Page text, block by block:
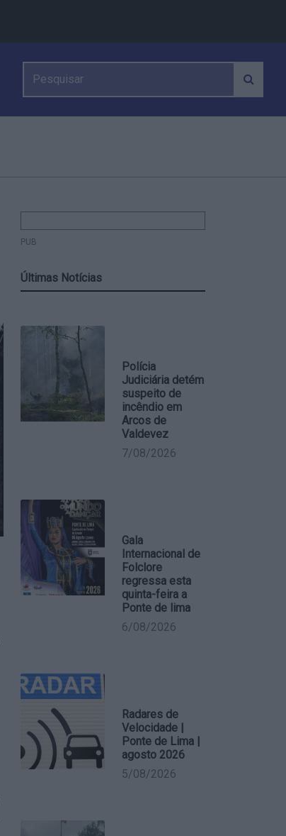
PUB
Últimas Notícias
Polícia
Judiciária detém
suspeito de
incêndio em
Arcos de
Valdevez
7/08/2026
Gala
Internacional de
Folclore
regressa esta
quinta-feira a
Ponte de lima
6/08/2026
Radares de
Velocidade |
Ponte de Lima |
agosto 2026
5/08/2026